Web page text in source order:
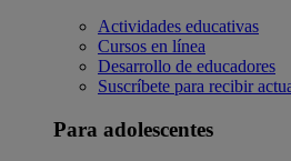
Actividades educativas
Cursos en línea
Desarrollo de educadores
Suscríbete para recibir
Para adolescentes